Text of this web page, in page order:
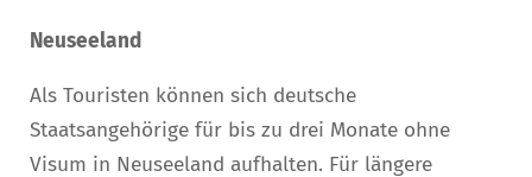
Neuseeland
Als Touristen können sich deutsche
Staatsangehörige für bis zu drei Monate ohne
Visum in Neuseeland aufhalten. Für längere